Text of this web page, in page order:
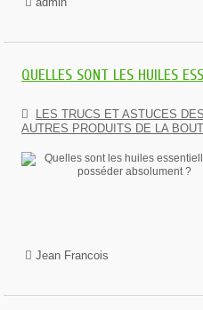
QUELLES SONT LES HUILES
LES TRUCS ET ASTUCES
AUTRES PRODUITS DE LA
Jean Francois